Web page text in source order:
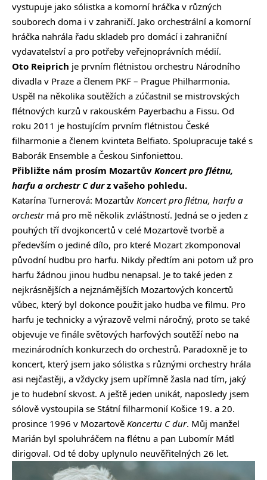
vystupuje jako sólistka a komorní hráčka v různých
souborech doma i v zahraničí. Jako orchestrální a komorní
hráčka nahrála řadu skladeb pro domácí i zahraniční
vydavatelství a pro potřeby veřejnoprávních médií.
Oto Reiprich je prvním flétnistou orchestru Národního
divadla v Praze a členem PKF – Prague Philharmonia.
Uspěl na několika soutěžích a zúčastnil se mistrovských
flétnových kurzů v rakouském Payerbachu a Fissu. Od
roku 2011 je hostujícím prvním flétnistou České
filharmonie a členem kvinteta Belfiato. Spolupracuje také s
Baborák Ensemble a Českou Sinfoniettou.
Přibližte nám prosím Mozartův Koncert pro flétnu,
harfu a orchestr C durz vašeho pohledu.
Katarína Turnerová: Mozartův Koncert pro flétnu, harfu a
orchestrmá pro mě několik zvláštností. Jedná se o jeden z
pouhých tří dvojkoncertů v celé Mozartově tvorbě a
především o jediné dílo, pro které Mozart zkomponoval
původní hudbu pro harfu. Nikdy předtím ani potom už pro
harfu žádnou jinou hudbu nenapsal. Je to také jeden z
nejkrásnějších a nejznámějších Mozartových koncertů
vůbec, který byl dokonce použit jako hudba ve filmu. Pro
harfu je technicky a výrazově velmi náročný, proto se také
objevuje ve finále světových harfových soutěží nebo na
mezinárodních konkurzech do orchestrů. Paradoxně je to
koncert, který jsem jako sólistka s různými orchestry hrála
asi nejčastěji, a vždycky jsem upřímně žasla nad tím, jaký
je to hudební skvost. A ještě jeden unikát, naposledy jsem
sólově vystoupila se Státní filharmonií Košice 19. a 20.
prosince 1996 v Mozartově Koncertu C dur. Můj manžel
Marián byl spoluhráčem na flétnu a pan Lubomír Mátl
dirigoval. Od té doby uplynulo neuvěřitelných 26 let.